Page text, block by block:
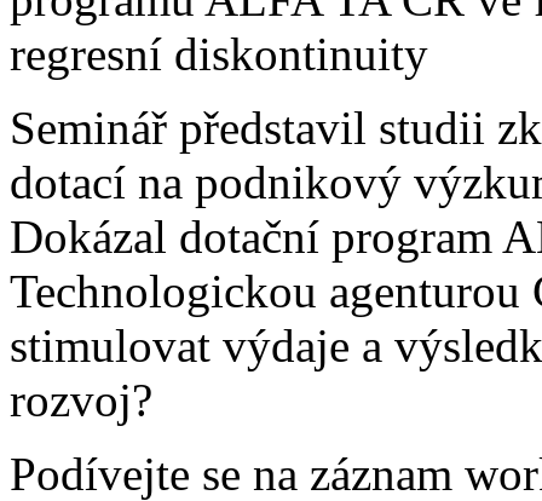
regresní diskontinuity
Seminář představil studii
dotací na podnikový
Dokázal dotační program
Technologickou
stimulovat výdaje a
rozvoj?
Podívejte se na záznam